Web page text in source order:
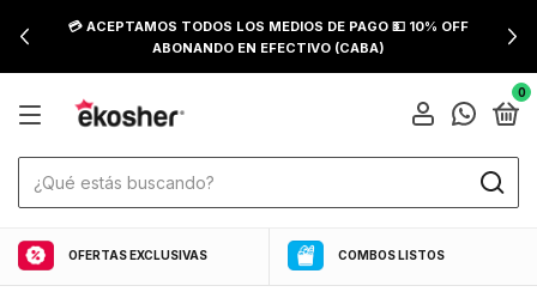
💳 ACEPTAMOS TODOS LOS MEDIOS DE PAGO 💵 10% OFF
ABONANDO EN EFECTIVO (CABA)
0
OFERTAS EXCLUSIVAS COMBOS LISTOS